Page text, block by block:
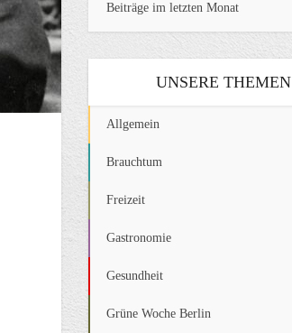
Beiträge im letzten Monat
UNSERE THEMEN
Allgemein
Brauchtum
Freizeit
Gastronomie
Gesundheit
Grüne Woche Berlin